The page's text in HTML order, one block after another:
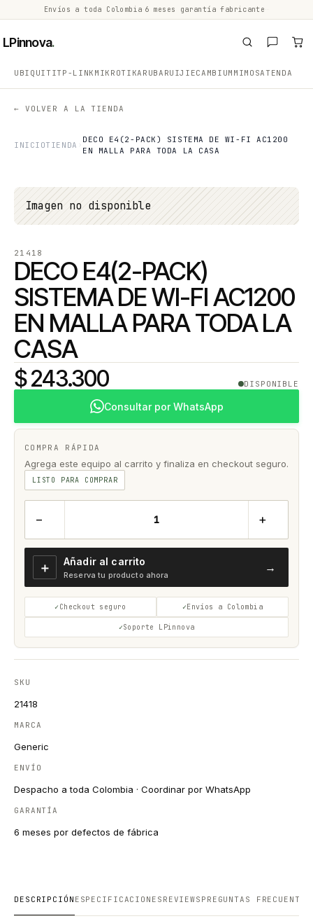
Envíos a toda Colombia 6 meses garantía fabricante
LPinnova.
UBIQUITITP-LINK MIKROTIKARUBA RUIJIECAMBIUM MIMOSATENDA
← VOLVER A LA TIENDA
INICIOTIENDA
DECO E4(2-PACK) SISTEMA DE WI-FI AC1200
EN MALLA PARA TODA LA CASA
Imagen no disponible
21418
DECO E4(2-PACK)
SISTEMA DE WI-FI AC1200
EN MALLA PARA TODA LA
CASA
$ 243.300 DISPONIBLE
Consultar por WhatsApp
COMPRA RÁPIDA
Agrega este equipo al carrito y finaliza en checkout seguro.
LISTO PARA COMPRAR
− +
＋ Añadir al carrito
Reserva tu producto ahora
→
Checkout seguro Envíos a Colombia
Soporte LPinnova
SKU
21418
MARCA
Generic
ENVÍO
Despacho a toda Colombia · Coordinar por WhatsApp
GARANTÍA
6 meses por defectos de fábrica
DESCRIPCIÓN ESPECIFICACIONES REVIEWS PREGUNTAS FRECUENTES